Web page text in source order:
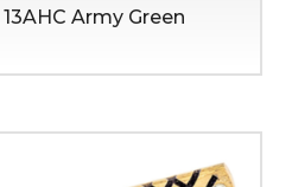
Army Green